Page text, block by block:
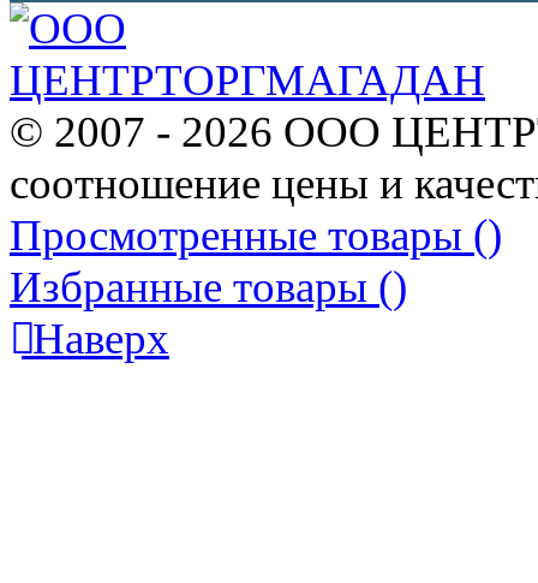
© 2007 - 2026 ООО
соотношение цены и
Просмотренные товары ()
Избранные товары ()
Наверх